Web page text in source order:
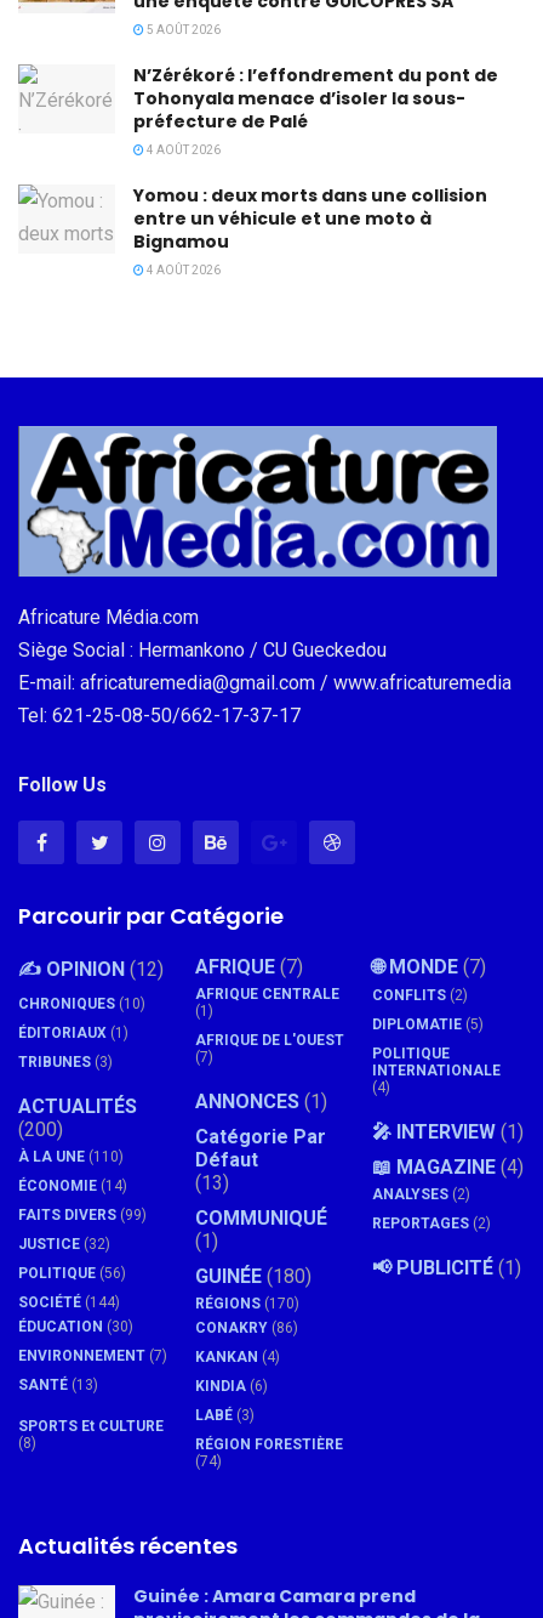
5 AOÛT 2026
N’Zérékoré : l’effondrement du pont de
Tohonyala menace d’isoler la sous-
préfecture de Palé
4 AOÛT 2026
Yomou : deux morts dans une collision
entre un véhicule et une moto à
Bignamou
4 AOÛT 2026
Africature Média.com
Siège Social : Hermankono / CU Gueckedou
E-mail: africaturemedia@gmail.com / www.africaturemedia
Tel: 621-25-08-50/662-17-37-17
Follow Us
Parcourir par Catégorie
✍️ OPINION (12)
CHRONIQUES (10)
ÉDITORIAUX (1)
TRIBUNES (3)
ACTUALITÉS
(200)
À LA UNE (110)
ÉCONOMIE (14)
FAITS DIVERS (99)
JUSTICE (32)
POLITIQUE (56)
SOCIÉTÉ (144)
ÉDUCATION (30)
ENVIRONNEMENT (7)
SANTÉ (13)
SPORTS Et CULTURE
(8)
AFRIQUE (7)
AFRIQUE CENTRALE
(1)
AFRIQUE DE L'OUEST
(7)
ANNONCES (1)
Catégorie Par
Défaut
(13)
COMMUNIQUÉ
(1)
GUINÉE (180)
RÉGIONS (170)
CONAKRY (86)
KANKAN (4)
KINDIA (6)
LABÉ (3)
RÉGION FORESTIÈRE
(74)
🌐 MONDE (7)
CONFLITS (2)
DIPLOMATIE (5)
POLITIQUE
INTERNATIONALE
(4)
🎤 INTERVIEW (1)
📖 MAGAZINE (4)
ANALYSES (2)
REPORTAGES (2)
📢 PUBLICITÉ (1)
Actualités récentes
Guinée : Amara Camara prend